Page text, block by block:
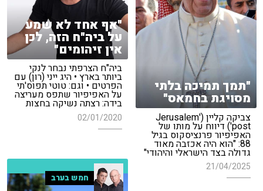
"תמך תמיכה בלתי
מסויגת בחמאס"
צביקה קליין ('Jerusalem
post') דיווח על מותו של
האפיפיור פרנציסקוס בגיל
88: "הוא היה אכזבה מאוד
גדולה בצד הישראלי והיהודי"
21/04/2025
"אף אחד לא שמע
על ביה"ח הזה, לכן
אין זיהומים"
ביה"ח הצרפתי נבחר לנקי
ביותר בארץ • היג ייני (רון) עם
הפרטים • וגם: טוטי תפוס'תי
על האפיפיור שתפס מעריצה
בידה: רצתה נשיקה בחצות
02/01/2020
חמש בערב